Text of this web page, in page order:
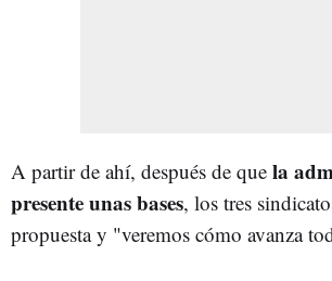
A partir de ahí, después de que la
presente unas bases, los tres
propuesta y "veremos cómo avanza